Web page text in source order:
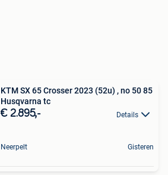
KTM SX 65 Crosser 2023 (52u) , no 50 85
Husqvarna tc
€ 2.895,- Details
Neerpelt Gisteren